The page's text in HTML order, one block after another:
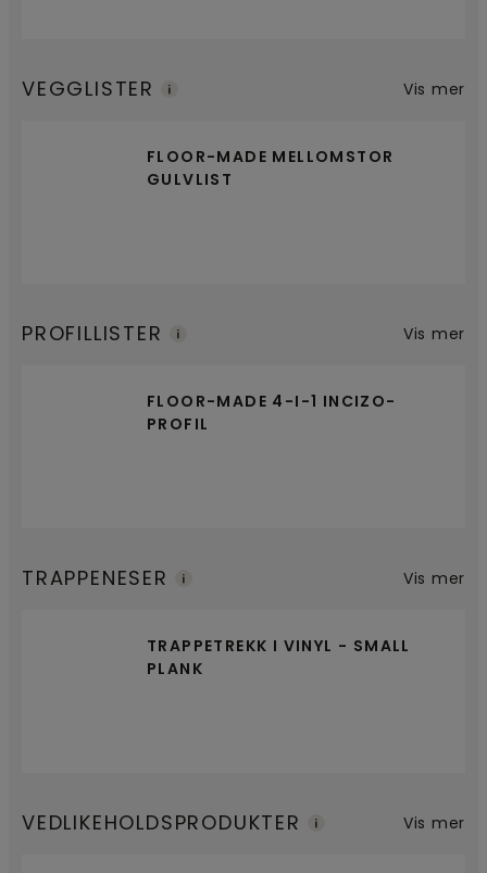
VEGGLISTER
FLOOR-MADE MELLOMSTOR
GULVLIST
Vis mer
PROFILLISTER
FLOOR-MADE 4-I-1 INCIZO-
PROFIL
Vis mer
TRAPPENESER
TRAPPETREKK I VINYL - SMALL
PLANK
Vis mer
VEDLIKEHOLDSPRODUKTER Vis mer